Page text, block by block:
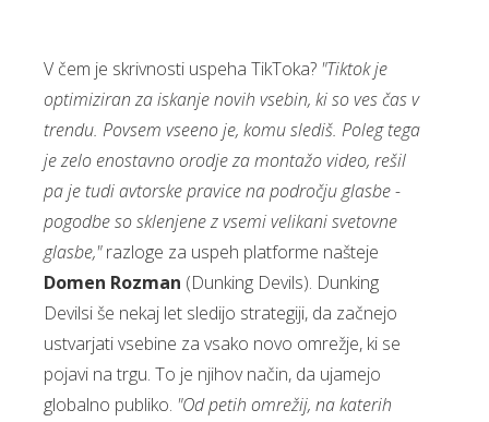
V čem je skrivnosti uspeha TikToka? "Tiktok je
optimiziran za iskanje novih vsebin, ki so ves čas v
trendu. Povsem vseeno je, komu slediš. Poleg tega
je zelo enostavno orodje za montažo video, rešil
pa je tudi avtorske pravice na področju glasbe -
pogodbe so sklenjene z vsemi velikani svetovne
glasbe,"razloge za uspeh platforme našteje
Domen Rozman (Dunking Devils). Dunking
Devilsi še nekaj let sledijo strategiji, da začnejo
ustvarjati vsebine za vsako novo omrežje, ki se
pojavi na trgu. To je njihov način, da ujamejo
globalno publiko. "Od petih omrežij, na katerih